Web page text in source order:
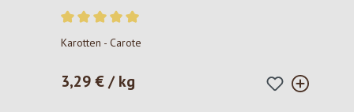
Valutazione media di 5 su 5 stelle
Karotten - Carote
Prezzo normale:
3,29 € / kg